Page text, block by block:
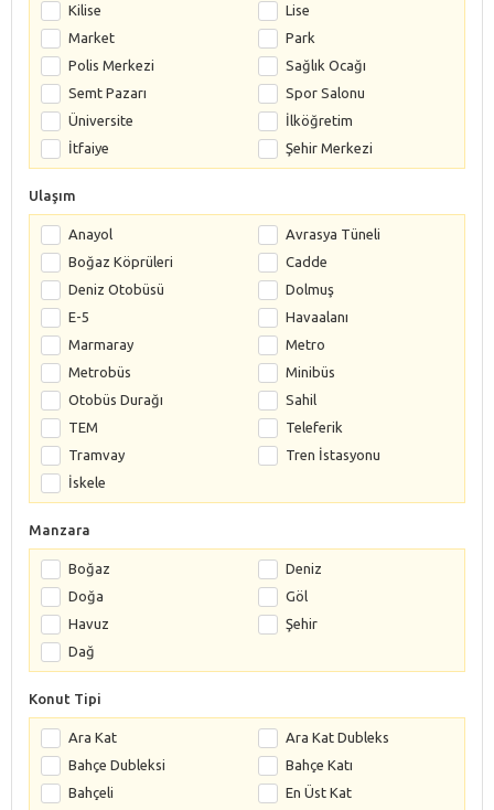
Kilise
Lise
Market
Park
Polis Merkezi
Sağlık Ocağı
Semt Pazarı
Spor Salonu
Üniversite
İlköğretim
İtfaiye
Şehir Merkezi
Ulaşım
Anayol
Avrasya Tüneli
Boğaz Köprüleri
Cadde
Deniz Otobüsü
Dolmuş
E-5
Havaalanı
Marmaray
Metro
Metrobüs
Minibüs
Otobüs Durağı
Sahil
TEM
Teleferik
Tramvay
Tren İstasyonu
İskele
Manzara
Boğaz
Deniz
Doğa
Göl
Havuz
Şehir
Dağ
Konut Tipi
Ara Kat
Ara Kat Dubleks
Bahçe Dubleksi
Bahçe Katı
Bahçeli
En Üst Kat